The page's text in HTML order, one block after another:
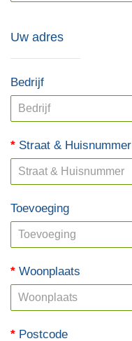
Uw adres
Bedrijf
Straat & Huisnummer
Toevoeging
Woonplaats
Postcode